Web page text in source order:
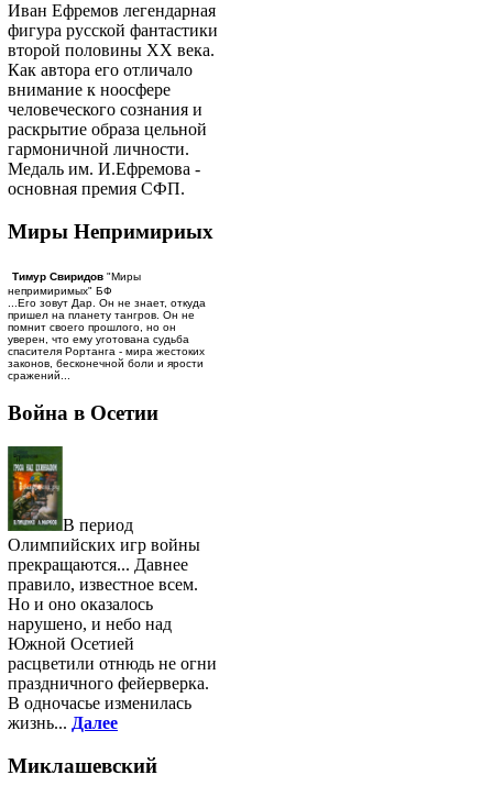
Иван Ефремов легендарная
фигура русской фантастики
второй половины ХХ века.
Как автора его отличало
внимание к ноосфере
человеческого сознания и
раскрытие образа цельной
гармоничной личности.
Медаль им. И.Ефремова -
основная премия СФП.
Миры Непримириых
Тимур Свиридов "Миры
непримиримых" БФ
...Его зовут Дар. Он не знает, откуда
пришел на планету тангров. Он не
помнит своего прошлого, но он
уверен, что ему уготована судьба
спасителя Рортанга - мира жестоких
законов, бесконечной боли и ярости
сражений...
Война в Осетии
В период
Олимпийских игр войны
прекращаются... Давнее
правило, известное всем.
Но и оно оказалось
нарушено, и небо над
Южной Осетией
расцветили отнюдь не огни
праздничного фейерверка.
В одночасье изменилась
жизнь... Далее
Миклашевский